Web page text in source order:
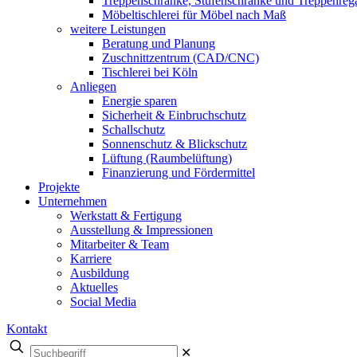
Möbeltischlerei für Möbel nach Maß
weitere Leistungen
Beratung und Planung
Zuschnittzentrum (CAD/CNC)
Tischlerei bei Köln
Anliegen
Energie sparen
Sicherheit & Einbruchschutz
Schallschutz
Sonnenschutz & Blickschutz
Lüftung (Raumbelüftung)
Finanzierung und Fördermittel
Projekte
Unternehmen
Werkstatt & Fertigung
Ausstellung & Impressionen
Mitarbeiter & Team
Karriere
Ausbildung
Aktuelles
Social Media
Kontakt
✕